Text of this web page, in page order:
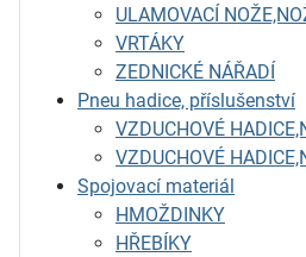
ULAMOVACÍ
VRTÁKY
ZEDNICKÉ NÁŘADÍ
Pneu hadice, příslušenství
VZDUCHOVÉ
VZDUCHOVÉ
Spojovací materiál
HMOŽDINKY
HŘEBÍKY